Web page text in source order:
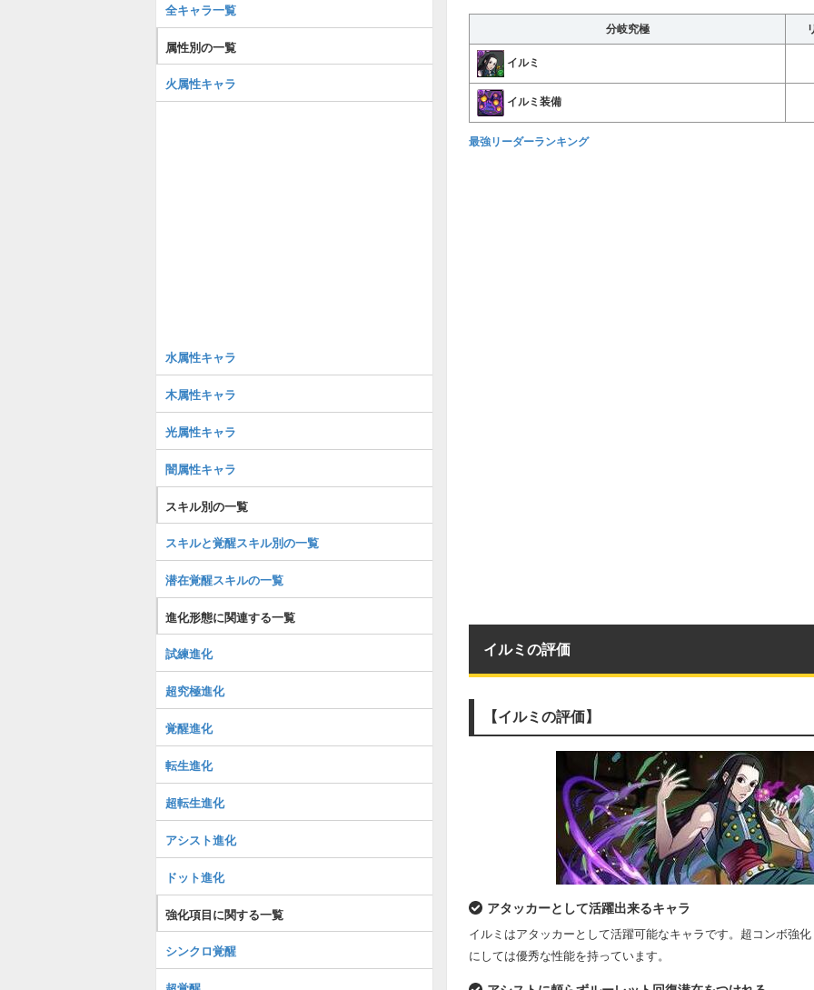
分岐究極
イルミ
イルミ装備
最強リーダーランキング
イルミの評価
【イルミの評価】
アタッカーとして活躍出来るキャラ
イルミはアタッカーとして活躍可能なキャラです。超コンボ強
にしては優秀な性能を持っています。
全キャラ一覧
属性別の一覧
火属性キャラ
水属性キャラ
木属性キャラ
光属性キャラ
闇属性キャラ
スキル別の一覧
スキルと覚醒スキル別の一覧
潜在覚醒スキルの一覧
進化形態に関連する一覧
試練進化
超究極進化
覚醒進化
転生進化
超転生進化
アシスト進化
ドット進化
強化項目に関する一覧
シンクロ覚醒